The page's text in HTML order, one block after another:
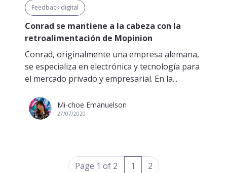
Feedback digital
Conrad se mantiene a la cabeza con la
retroalimentación de Mopinion
Conrad, originalmente una empresa alemana,
se especializa en electrónica y tecnología para
el mercado privado y empresarial. En la...
Mi-choe Emanuelson
27/07/2020
Page 1 of 2 1 (current)
2